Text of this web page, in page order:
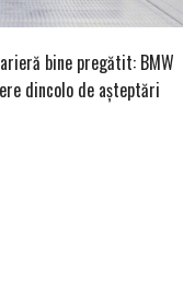
bine pregătit: BMW
dincolo de așteptări